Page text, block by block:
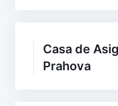
Casa de
Prahova